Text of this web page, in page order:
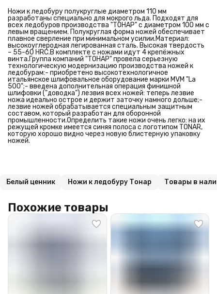
Ножи к ледобуру полукруглые диаметром 110 мм
разработаны специально для мокрого льда. Подходят для
всех ледобуров производства "ТОНАР" с диаметром 100 мм с
левым вращением. Полукруглая форма ножей обеспечивает
плавное сверление при минимальном усилии.Материал:
высокоуглеродная легированная сталь. Высокая твердость
– 55-60 HRC.В комплекте с ножами идут 4 крепёжных
винта.Группа компаний "ТОНАР" провела серьезную
технологическую модернизацию производства ножей к
ледобурам:- приобретено высокотехнологичное
итальянское шлифовальное оборудование марки MVM "La
500";- введена дополнительная операция финишной
шлифовки ("доводка") лезвия всех ножей: теперь лезвие
ножа идеально острое и держит заточку намного дольше;-
лезвие ножей обрабатывается специальным защитным
составом, который разработан для оборонной
промышленности.Определить такие ножи очень легко: на их
режущей кромке имеется синяя полоса с логотипом TONAR,
которую хорошо видно через новую блистерную упаковку
ножей.
Белый ценник Ножи к ледобуру Тонар Товары в
Похожие товары